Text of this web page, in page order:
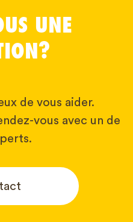
UNE
de vous aider.
vous avec un de